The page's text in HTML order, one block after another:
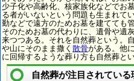
少子化や高齢化、核家族化などでお
る者がいないという問題も生まれて
勤などで遠方のためお墓を建てても
そのためお墓の代わりに、遺骨や遺
来つつある。それを自然葬という。
や山にそのまま撒く 散骨がある。他に
に回帰するような葬り方も自然葬とい
自然葬が注目されている